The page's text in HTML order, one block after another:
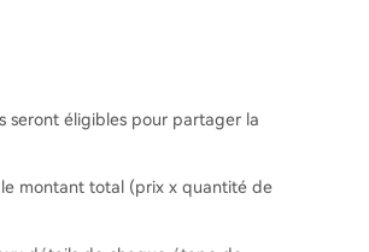
seront éligibles pour partager la
montant total (prix x quantité de